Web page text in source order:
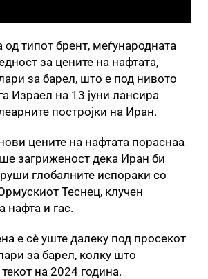
од типот брент, меѓународната
за цените на нафтата,
за барел, што е под нивото
Израел на 13 јуни лансира
постројки на Иран.
цените на нафтата пораснаа
загриженост дека Иран би
глобалните испораки со
Теснец, клучен
нафта и гас.
е сè уште далеку под просекот
за барел, колку што
на 2024 година.